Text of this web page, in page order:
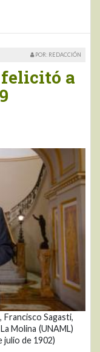
POR: REDACCIÓN
felicitó a
Francisco Sagasti,
Molina (UNAML)
julio de 1902)